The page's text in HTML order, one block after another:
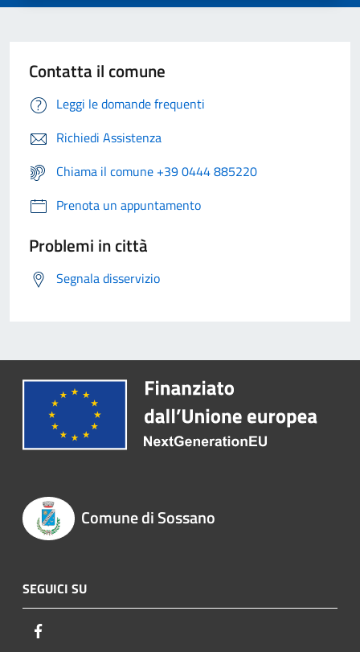
Contatta il comune
Leggi le domande frequenti
Richiedi Assistenza
Chiama il comune +39 0444 885220
Prenota un appuntamento
Problemi in città
Segnala disservizio
Comune di Sossano
SEGUICI SU